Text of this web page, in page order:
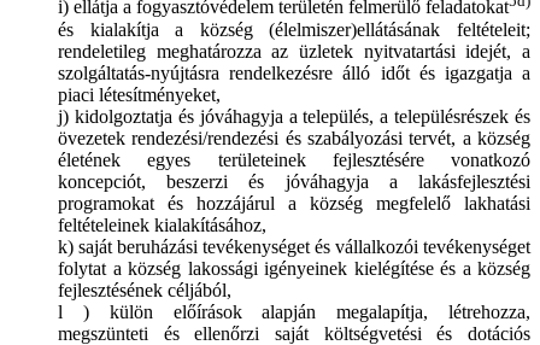
i) ellátja a fogyasztóvédelem területén felmerülő feladatokat
és kialakítja a község (élelmiszer)ellátásának feltételeit;
rendeletileg meghatározza az üzletek nyitvatartási idejét, a
szolgáltatás-nyújtásra rendelkezésre álló időt és igazgatja a
piaci létesítményeket,
j) kidolgoztatja és jóváhagyja a település, a településrészek és
övezetek rendezési/rendezési és szabályozási tervét, a község
életének egyes területeinek fejlesztésére vonatkozó
koncepciót, beszerzi és jóváhagyja a lakásfejlesztési
programokat és hozzájárul a község megfelelő lakhatási
feltételeinek kialakításához,
k) saját beruházási tevékenységet és vállalkozói tevékenységet
folytat a község lakossági igényeinek kielégítése és a község
fejlesztésének céljából,
l ) külön előírások alapján megalapítja, létrehozza,
megszünteti és ellenőrzi saját költségvetési és dotációs